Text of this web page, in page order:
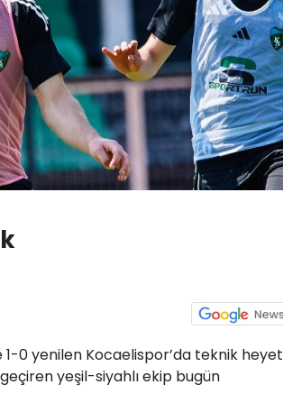
0 yenilen Kocaelispor’da teknik heyet
yeşil-siyahlı ekip bugün